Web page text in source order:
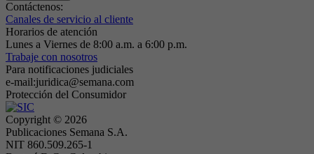
Contáctenos:
Canales de servicio al cliente
Horarios de atención
Lunes a Viernes de 8:00 a.m. a 6:00 p.m.
Trabaje con nosotros
Para notificaciones judiciales
e-mail:juridica@semana.com
Protección del Consumidor
Copyright © 2026
Publicaciones Semana S.A.
NIT 860.509.265-1